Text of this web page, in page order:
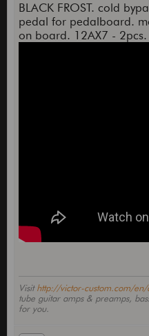
BLACK FROST. cold
pedal for pedalboard.
on board. 12AX7 -
Visithttp://victor-custom.com/
tube guitar amps & preamps,
for you.